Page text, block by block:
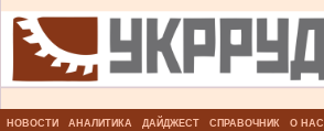
НОВОСТИ АНАЛИТИКА ДАЙДЖЕСТ СПРАВОЧНИК О НАС